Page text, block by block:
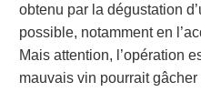
obtenu par la dégustation
possible, notamment en
Mais attention, l’opération
mauvais vin pourrait